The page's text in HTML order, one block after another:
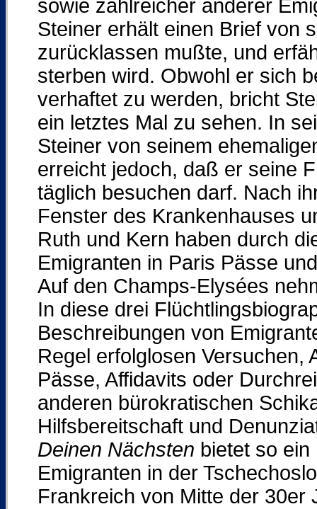
sowie zahlreicher anderer
Steiner erhält einen Brief von
zurücklassen mußte, und
sterben wird. Obwohl er sich
verhaftet zu werden, bricht
ein letztes Mal zu sehen. In
Steiner von seinem
erreicht jedoch, daß er seine
täglich besuchen darf. Nach
Fenster des Krankenhauses
Ruth und Kern haben durch
Emigranten in Paris Pässe
Auf den Champs-Elysées
In diese drei
Beschreibungen von
Regel erfolglosen Versuchen,
Pässe, Affidavits oder
anderen bürokratischen
Hilfsbereitschaft und
Deinen Nächsten bietet so
Emigranten in der
Frankreich von Mitte der 30er